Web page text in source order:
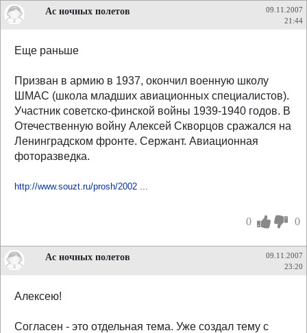
Ас ночных полетов
09.11.2007
21:44
Еще раньше
Призван в армию в 1937, окончил военную школу
ШМАС (школа младших авиационных специалистов).
Участник советско-финской войны 1939-1940 годов. В
Отечественную войну Алексей Скворцов сражался на
Ленинградском фронте. Сержант. Авиационная
фоторазведка.
http://www.souzt.ru/prosh/2002 ...
0 0
Ас ночных полетов
09.11.2007
23:20
Алексею!
Согласен - это отдельная тема. Уже создал тему с